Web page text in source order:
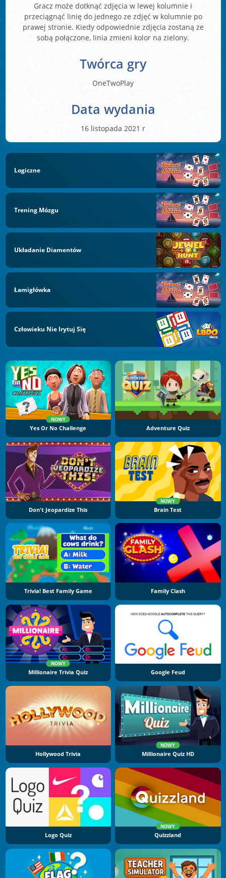
Gracz może dotknąć zdjęcia w lewej kolumnie i
przeciągnąć linię do jednego ze zdjęć w kolumnie po
prawej stronie. Kiedy odpowiednie zdjęcia zostaną ze
sobą połączone, linia zmieni kolor na zielony.
Twórca gry
OneTwoPlay
Data wydania
16 listopada 2021 r
Logiczne
Trening Mózgu
Układanie Diamentów
Łamigłówka
Człowieku Nie Irytuj Się
NOWY
Yes Or No Challenge Adventure Quiz
Don't Jeopardize This
NOWY
Brain Test
Trivia! Best Family Game Family Clash
NOWY
Millionaire Trivia Quiz Google Feud
Hollywood Trivia
NOWY
Millionaire Quiz HD
Logo Quiz
NOWY
Quizzland